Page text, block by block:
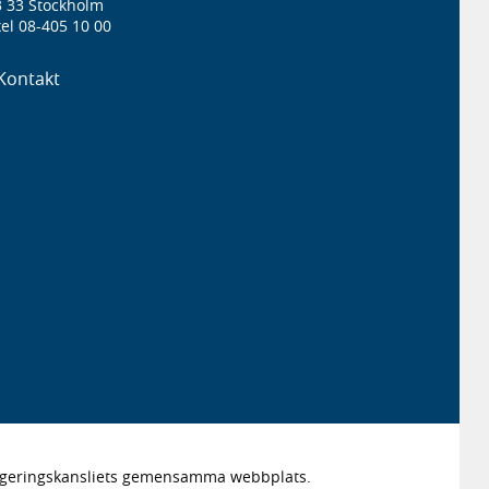
33 Stockholm
08-405 10 00
gemensamma webbplats.